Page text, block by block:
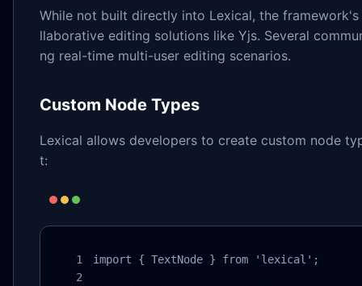
While not built directly into Lexical, the
llaborative editing solutions like Yjs. Several
ng real-time multi-user editing scenarios.
Custom Node Types
Lexical allows developers to create custom node
t:
import { TextNode } from 'lexical';